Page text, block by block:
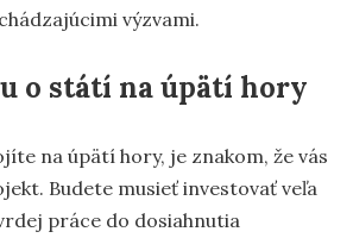
výzvami.
o státí na úpätí hory
na úpätí hory, je znakom, že vás
Budete musieť investovať veľa
práce do dosiahnutia